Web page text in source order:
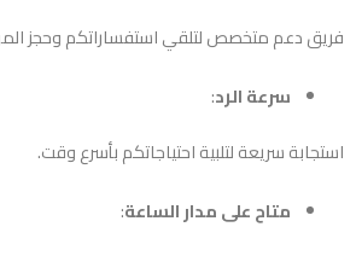
فريق دعم متخصص لتلقي استفساراتكم وحجز
سرعة الرد:
استجابة سريعة لتلبية احتياجاتكم بأسرع وقت.
متاح على مدار الساعة: